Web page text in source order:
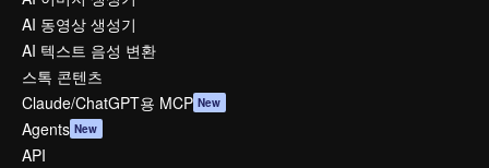
AI 동영상 생성기
AI 텍스트 음성 변환
스톡 콘텐츠
Claude/ChatGPT용 MCP New
Agents New
API